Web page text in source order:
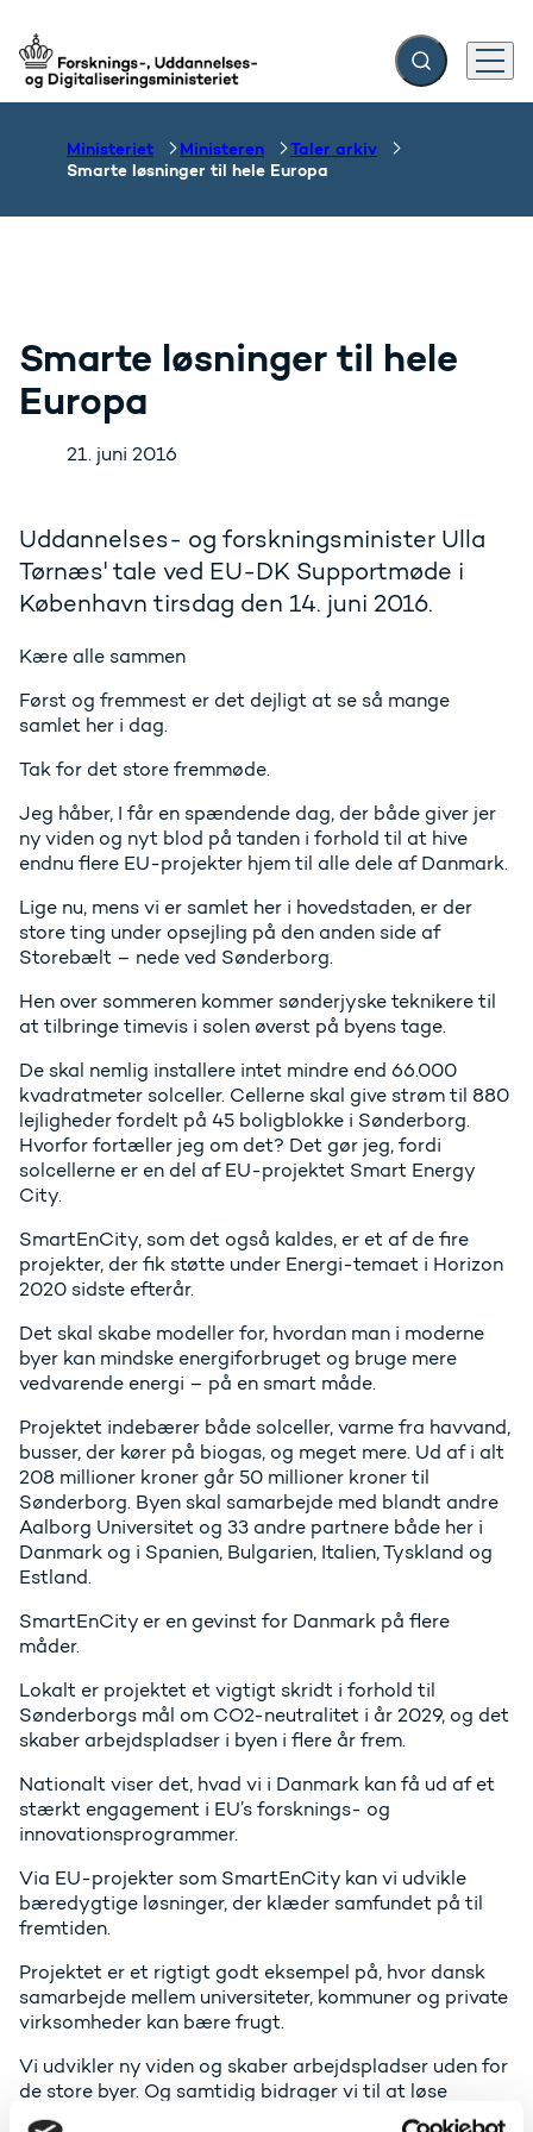
Gå til forsiden Fold søgefelt ud
Menu
Ministeriet Ministeren
Taler arkiv
Smarte løsninger til hele Europa
Smarte løsninger til hele
Europa
21. juni 2016
Uddannelses- og forskningsminister Ulla
Tørnæs' tale ved EU-DK Supportmøde i
København tirsdag den 14. juni 2016.
Kære alle sammen
Først og fremmest er det dejligt at se så mange
samlet her i dag.
Tak for det store fremmøde.
Jeg håber, I får en spændende dag, der både giver jer
ny viden og nyt blod på tanden i forhold til at hive
endnu flere EU-projekter hjem til alle dele af Danmark.
Lige nu, mens vi er samlet her i hovedstaden, er der
store ting under opsejling på den anden side af
Storebælt – nede ved Sønderborg.
Hen over sommeren kommer sønderjyske teknikere til
at tilbringe timevis i solen øverst på byens tage.
De skal nemlig installere intet mindre end 66.000
kvadratmeter solceller. Cellerne skal give strøm til 880
lejligheder fordelt på 45 boligblokke i Sønderborg.
Hvorfor fortæller jeg om det? Det gør jeg, fordi
solcellerne er en del af EU-projektet Smart Energy
City.
SmartEnCity, som det også kaldes, er et af de fire
projekter, der fik støtte under Energi-temaet i Horizon
2020 sidste efterår.
Det skal skabe modeller for, hvordan man i moderne
byer kan mindske energiforbruget og bruge mere
vedvarende energi – på en smart måde.
Projektet indebærer både solceller, varme fra havvand,
busser, der kører på biogas, og meget mere. Ud af i alt
208 millioner kroner går 50 millioner kroner til
Sønderborg. Byen skal samarbejde med blandt andre
Aalborg Universitet og 33 andre partnere både her i
Danmark og i Spanien, Bulgarien, Italien, Tyskland og
Estland.
SmartEnCity er en gevinst for Danmark på flere
måder.
Lokalt er projektet et vigtigt skridt i forhold til
Sønderborgs mål om CO2-neutralitet i år 2029, og det
skaber arbejdspladser i byen i flere år frem.
Nationalt viser det, hvad vi i Danmark kan få ud af et
stærkt engagement i EU’s forsknings- og
innovationsprogrammer.
Via EU-projekter som SmartEnCity kan vi udvikle
bæredygtige løsninger, der klæder samfundet på til
fremtiden.
Projektet er et rigtigt godt eksempel på, hvor dansk
samarbejde mellem universiteter, kommuner og private
virksomheder kan bære frugt.
Vi udvikler ny viden og skaber arbejdspladser uden for
de store byer. Og samtidig bidrager vi til at løse
udfordringer til gavn for hele Europa.